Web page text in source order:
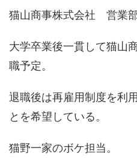
猫山商事株式会社 営業
大学卒業後一貫して猫山
職予定。
退職後は再雇用制度を利
とを希望している。
猫野一家のボケ担当。